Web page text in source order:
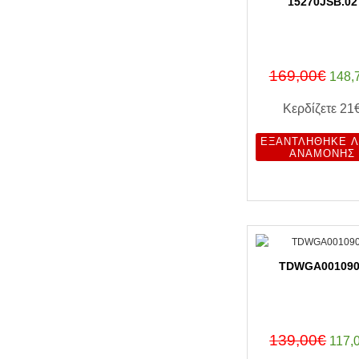
169,00€
Κερδίζετε
ΕΞΑΝΤΛΉΘΗΚΕ
ΑΝΑΜΟΝΉΣ
139,00€